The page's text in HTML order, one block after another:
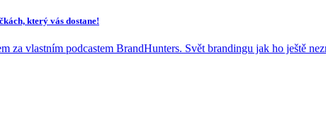
který vás dostane!
za vlastním podcastem BrandHunters. Svět brandingu jak ho ještě